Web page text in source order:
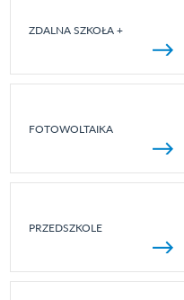
ZDALNA SZKOŁA +
FOTOWOLTAIKA
PRZEDSZKOLE